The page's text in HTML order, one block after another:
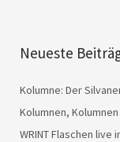
Neueste
Kolumne: Der
Kolumnen,
WRINT Flaschen